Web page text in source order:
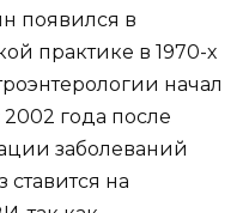
появился в
практике в 1970-х
начал
года после
заболеваний
на